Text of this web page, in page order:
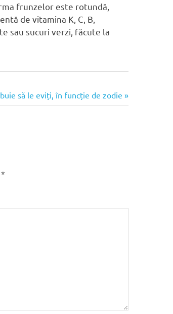
frunzelor este rotundă,
de vitamina K, C, B,
sau sucuri verzi, făcute la
să le eviți, în funcție de zodie
*